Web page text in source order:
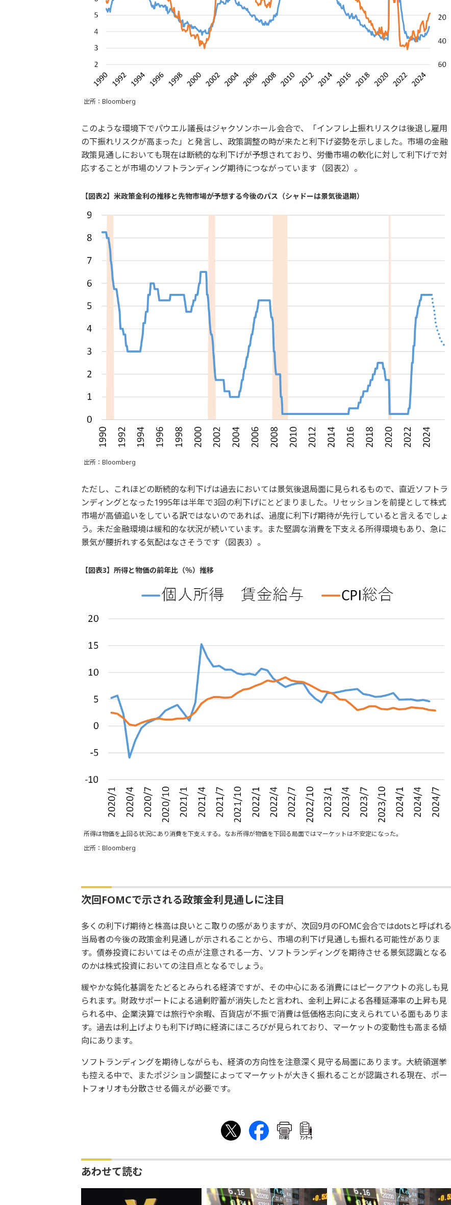
出所：Bloomberg
このような環境下でパウエル議長はジャクソンホール会合で、「インフレ上振れリスクは後退し雇用
の下振れリスクが高まった」と発言し、政策調整の時が来たと利下げ姿勢を示しました。市場の金融
政策見通しにおいても現在は断続的な利下げが予想されており、労働市場の軟化に対して利下げで対
応することが市場のソフトランディング期待につながっています（図表2）。
【図表2】米政策金利の推移と先物市場が予想する今後のパス（シャドーは景気後退期）
出所：Bloomberg
ただし、これほどの断続的な利下げは過去においては景気後退局面に見られるもので、直近ソフトラ
ンディングとなった1995年は半年で3回の利下げにとどまりました。リセッションを前提として株式
市場が高値追いをしている訳ではないのであれば、過度に利下げ期待が先行していると言えるでしょ
う。未だ金融環境は緩和的な状況が続いています。また堅調な消費を下支える所得環境もあり、急に
景気が腰折れする気配はなさそうです（図表3）。
【図表3】所得と物価の前年比（％）推移
所得は物価を上回る状況にあり消費を下支えする。なお所得が物価を下回る局面ではマーケットは不安定になった。
出所：Bloomberg
次回FOMCで示される政策金利見通しに注目
多くの利下げ期待と株高は良いとこ取りの感がありますが、次回9月のFOMC会合ではdotsと呼ばれる
当局者の今後の政策金利見通しが示されることから、市場の利下げ見通しも振れる可能性がありま
す。債券投資においてはその点が注意される一方、ソフトランディングを期待させる景気認識となる
のかは株式投資においての注目点となるでしょう。
緩やかな鈍化基調をたどるとみられる経済ですが、その中心にある消費にはピークアウトの兆しも見
られます。財政サポートによる過剰貯蓄が消失したと言われ、金利上昇による各種延滞率の上昇も見
られる中、企業決算では旅行や余暇、百貨店が不振で消費は低価格志向に支えられている面もありま
す。過去は利上げよりも利下げ時に経済にほころびが見られており、マーケットの変動性も高まる傾
向にあります。
ソフトランディングを期待しながらも、経済の方向性を注意深く見守る局面にあります。大統領選挙
も控える中で、またポジション調整によってマーケットが大きく振れることが認識される現在、ポー
トフォリオも分散させる備えが必要です。
印刷 ｱﾝｹｰﾄ
あわせて読む